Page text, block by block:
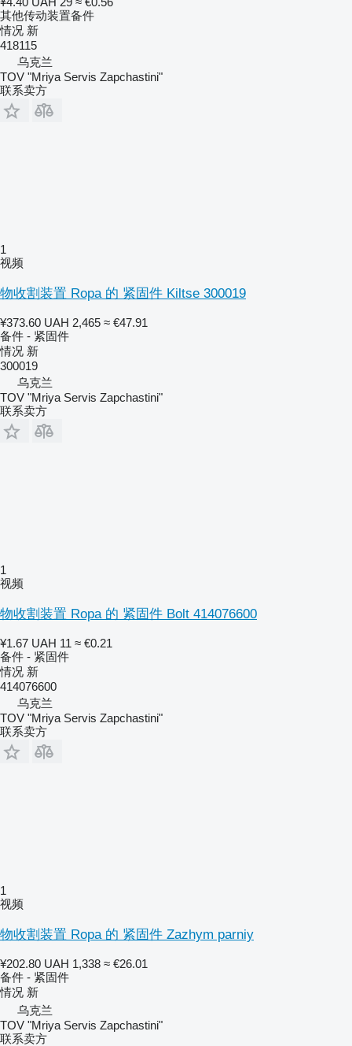
其他传动装置备件
情况 新
418115
乌克兰
TOV "Mriya Servis Zapchastini"
联系卖方
1
视频
物收割装置 Ropa 的 紧固件 Kiltse 300019
¥373.60 UAH 2,465 ≈ €47.91
备件 - 紧固件
情况 新
300019
乌克兰
TOV "Mriya Servis Zapchastini"
联系卖方
1
视频
物收割装置 Ropa 的 紧固件 Bolt 414076600
¥1.67 UAH 11 ≈ €0.21
备件 - 紧固件
情况 新
414076600
乌克兰
TOV "Mriya Servis Zapchastini"
联系卖方
1
视频
物收割装置 Ropa 的 紧固件 Zazhym parniy
¥202.80 UAH 1,338 ≈ €26.01
备件 - 紧固件
情况 新
乌克兰
TOV "Mriya Servis Zapchastini"
联系卖方